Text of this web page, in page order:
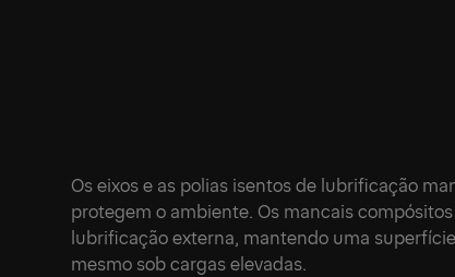
Os eixos e as polias isentos de lubrificação
protegem o ambiente. Os mancais
lubrificação externa, mantendo uma
mesmo sob cargas elevadas.